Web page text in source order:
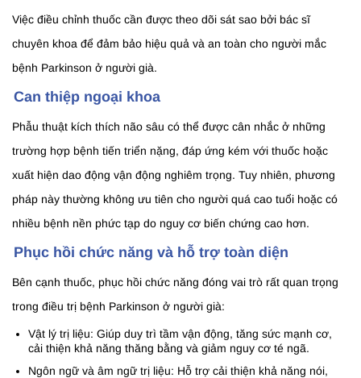
Việc điều chỉnh thuốc cần được theo dõi sát sao bởi bác sĩ
chuyên khoa để đảm bảo hiệu quả và an toàn cho người mắc
bệnh Parkinson ở người già.
Can thiệp ngoại khoa
Phẫu thuật kích thích não sâu có thể được cân nhắc ở những
trường hợp bệnh tiến triển nặng, đáp ứng kém với thuốc hoặc
xuất hiện dao động vận động nghiêm trọng. Tuy nhiên, phương
pháp này thường không ưu tiên cho người quá cao tuổi hoặc có
nhiều bệnh nền phức tạp do nguy cơ biến chứng cao hơn.
Phục hồi chức năng và hỗ trợ toàn diện
Bên cạnh thuốc, phục hồi chức năng đóng vai trò rất quan trọng
trong điều trị bệnh Parkinson ở người già:
Vật lý trị liệu: Giúp duy trì tầm vận động, tăng sức mạnh cơ,
cải thiện khả năng thăng bằng và giảm nguy cơ té ngã.
Ngôn ngữ và âm ngữ trị liệu: Hỗ trợ cải thiện khả năng nói,